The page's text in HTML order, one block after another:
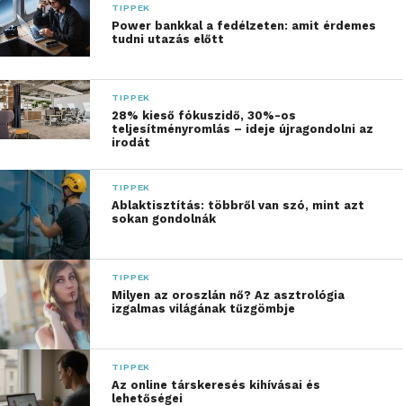
5 gondolat, 5 év
távlatából, 5
résztvevőtől:
Pistyur Veronika, a Bridge
évad zsűritagja
„Az Megoldások a
holnapért kihívás
számomra nem csupán
egy verseny, hanem egy
lehetőség arra, hogy a
fiatalok megtapasztalják,
TIPPEK
Power bankkal a fedélzeten: amit érdemes
tudni utazás előtt
TIPPEK
28% kieső fókuszidő, 30%-os
teljesítményromlás – ideje újragondolni az
irodát
TIPPEK
Ablaktisztítás: többről van szó, mint azt
sokan gondolnák
TIPPEK
Milyen az oroszlán nő? Az asztrológia
izgalmas világának tűzgömbje
TIPPEK
Az online társkeresés kihívásai és
lehetőségei